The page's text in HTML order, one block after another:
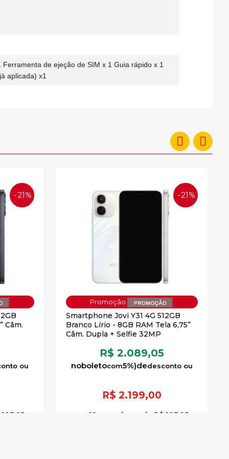
de ejeção de SIM x 1 Guia rápido x 1
aplicada) x1
21%
Câm.
21%
Smartphone Jovi Y31 4G 512GB
Branco Lírio - 8GB RAM Tela 6,75”
Câm. Dupla + Selfie 32MP
R$ 2.089,05
de
5%)
noboleto
R$ 2.199,00
12 de R$ 183,25
sem juros